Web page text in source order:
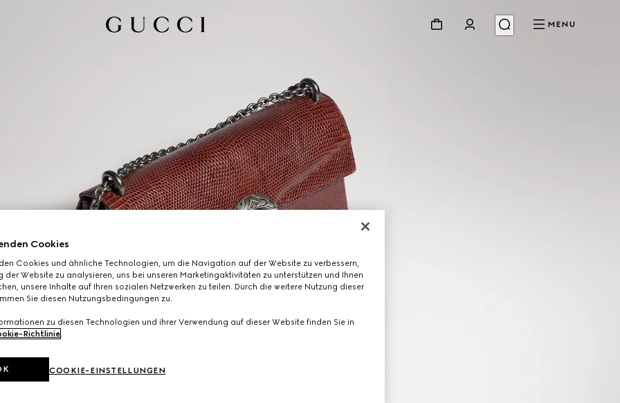
MENU
Cookies
Cookies und ähnliche Technologien, um die Navigation auf der Website zu verbessern,
der Website zu analysieren, uns bei unseren Marketingaktivitäten zu unterstützen und Ihnen
unsere Inhalte auf Ihren sozialen Netzwerken zu teilen. Durch die weitere Nutzung dieser
Sie diesen Nutzungsbedingungen zu.
zu diesen Technologien und ihrer Verwendung auf dieser Website finden Sie in
Richtlinie
COOKIE-EINSTELLUNGEN